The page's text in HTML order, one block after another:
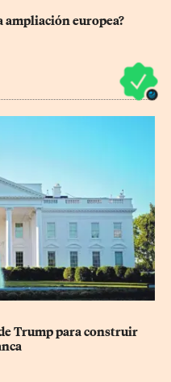
ampliación europea?
Trump para construir